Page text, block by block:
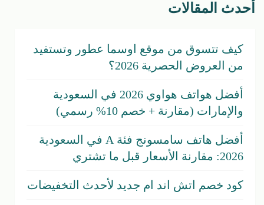
أحدث المقالات
كيف تتسوق من موقع اوسما عطور وتستفيد
من العروض الحصرية 2026؟
أفضل هواتف هواوي 2026 في السعودية
والإمارات (مقارنة + خصم 10% رسمي)
أفضل هاتف سامسونج فئة A في السعودية
2026: مقارنة الأسعار قبل ما تشتري
كود خصم اتش اند ام جديد لأحدث التخفيضات